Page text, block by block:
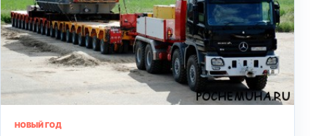
НОВЫЙ ГОД